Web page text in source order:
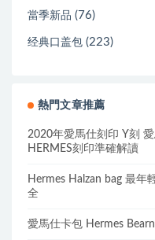
當季新品 (76)
经典口盖包 (223)
熱門文章推薦
2020年愛馬仕刻印 Y刻
HERMES刻印準確解讀
Hermes Halzan bag 最年
全
愛馬仕卡包 Hermes